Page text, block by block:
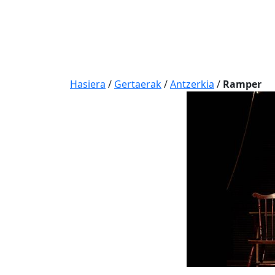
Hasiera / Gertaerak/Antzerkia / Ramper